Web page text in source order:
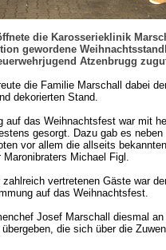
die Karosserieklinik
gewordene
Atzenbrugg
die Familie Marschall dabei
dekorierten Stand.
auf das Weihnachtsfest war mit
gesorgt. Dazu gab es neben
vor allem die allseits bekannten
Maronibraters Michael Figl.
vertretenen Gäste war
auf das Weihnachtsfest.
Josef Marschall diesmal an
die sich über die